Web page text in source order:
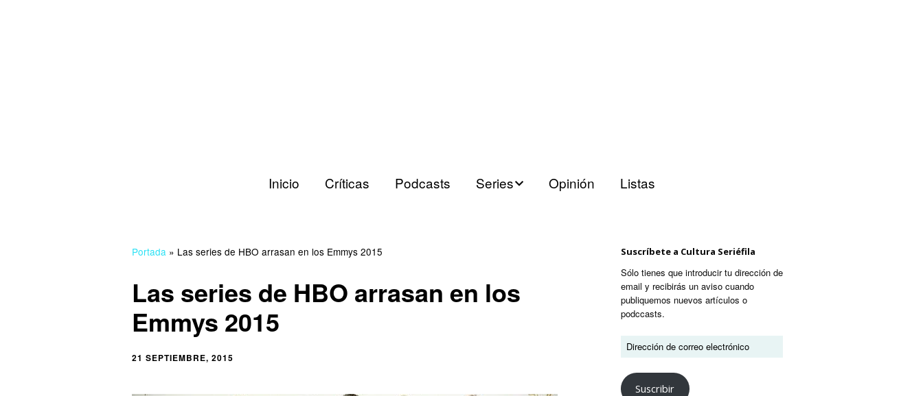
Inicio Críticas Podcasts Series
Series USA
Opinión Listas
Portada » Las series de HBO arrasan en los Emmys 2015
Las series de HBO arrasan en los
Emmys 2015
21 SEPTIEMBRE, 2015
Suscríbete a Cultura Seriéfila
Sólo tienes que introducir tu dirección de
email y recibirás un aviso cuando
publiquemos nuevos artículos o
podccasts.
Suscribir